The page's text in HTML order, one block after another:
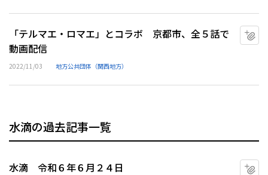
「テルマエ・ロマエ」とコラボ 京都市、全５話で
動画配信
2022/11/03 地方公共団体（関西地方）
水滴の過去記事一覧
水滴 令和６年６月２４日